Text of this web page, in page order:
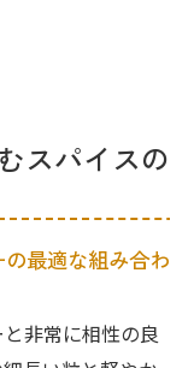
スパイスの
最適な組み合わ
非常に相性の良